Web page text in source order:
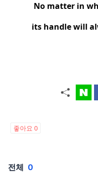
No matter in
its handle will
좋아요 0
전체 0